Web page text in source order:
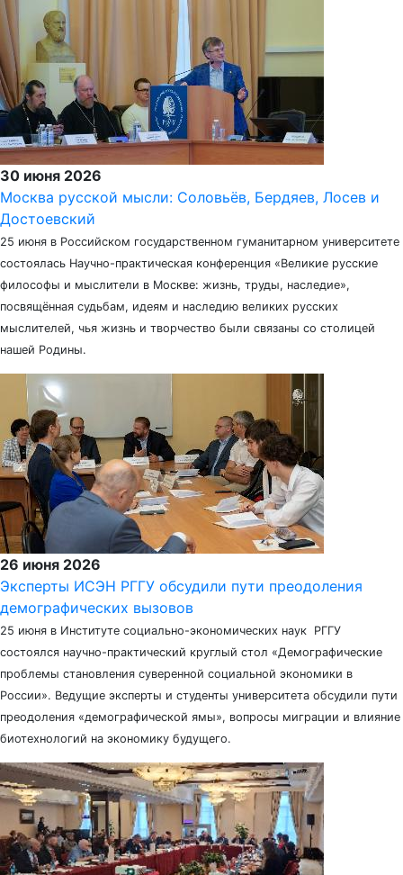
30 июня 2026
Москва русской мысли: Соловьёв, Бердяев, Лосев и
Достоевский
25 июня в Российском государственном гуманитарном университете
состоялась Научно-практическая конференция «Великие русские
философы и мыслители в Москве: жизнь, труды, наследие»,
посвящённая судьбам, идеям и наследию великих русских
мыслителей, чья жизнь и творчество были связаны со столицей
нашей Родины.
26 июня 2026
Эксперты ИСЭН РГГУ обсудили пути преодоления
демографических вызовов
25 июня в Институте социально-экономических наук РГГУ
состоялся научно-практический круглый стол «Демографические
проблемы становления суверенной социальной экономики в
России». Ведущие эксперты и студенты университета обсудили пути
преодоления «демографической ямы», вопросы миграции и влияние
биотехнологий на экономику будущего.